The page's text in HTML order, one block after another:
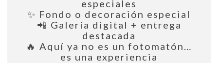
especiales
✨ Fondo o decoración especial
📲 Galería digital + entrega
destacada
🔥 Aquí ya no es un fotomatón…
es una experiencia